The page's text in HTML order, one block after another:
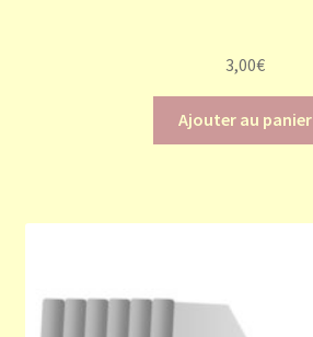
3,00€
Ajouter au panier